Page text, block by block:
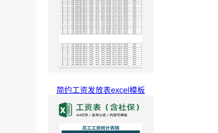
简约工资发放表excel模板